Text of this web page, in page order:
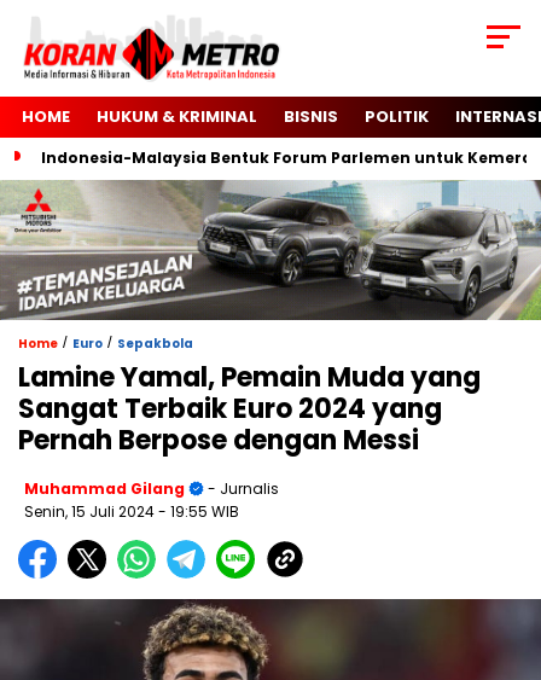
HOME HUKUM & KRIMINAL BISNIS POLITIK
Indonesia-Malaysia Bentuk Forum Parlemen untuk
Home / Euro / Sepakbola
Lamine Yamal, Pemain Muda yang
Sangat Terbaik Euro 2024 yang
Pernah Berpose dengan Messi
Muhammad Gilang
- Jurnalis
Senin, 15 Juli 2024- 19:55 WIB